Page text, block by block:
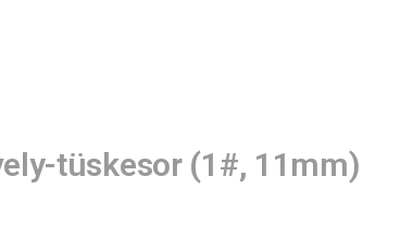
tüskesor (1#, 11mm)